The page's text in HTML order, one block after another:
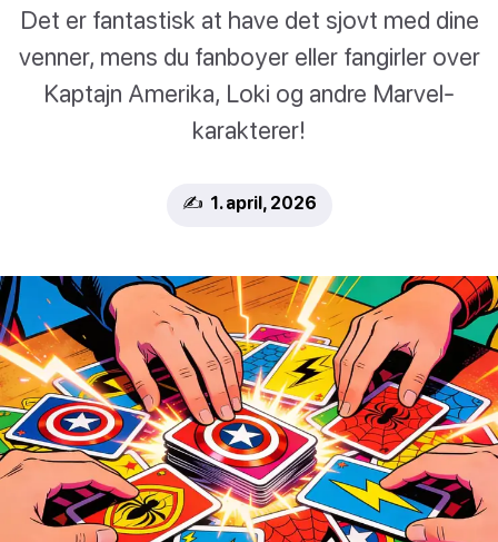
Det er fantastisk at have det sjovt med dine
venner, mens du fanboyer eller fangirler over
Kaptajn Amerika, Loki og andre Marvel-
karakterer!
✍️ 1. april, 2026